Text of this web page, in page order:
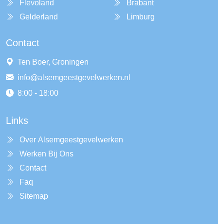
Flevoland
Gelderland
Brabant
Limburg
Contact
Ten Boer, Groningen
info@alsemgeestgevelwerken.nl
8:00 - 18:00
Links
Over Alsemgeestgevelwerken
Werken Bij Ons
Contact
Faq
Sitemap